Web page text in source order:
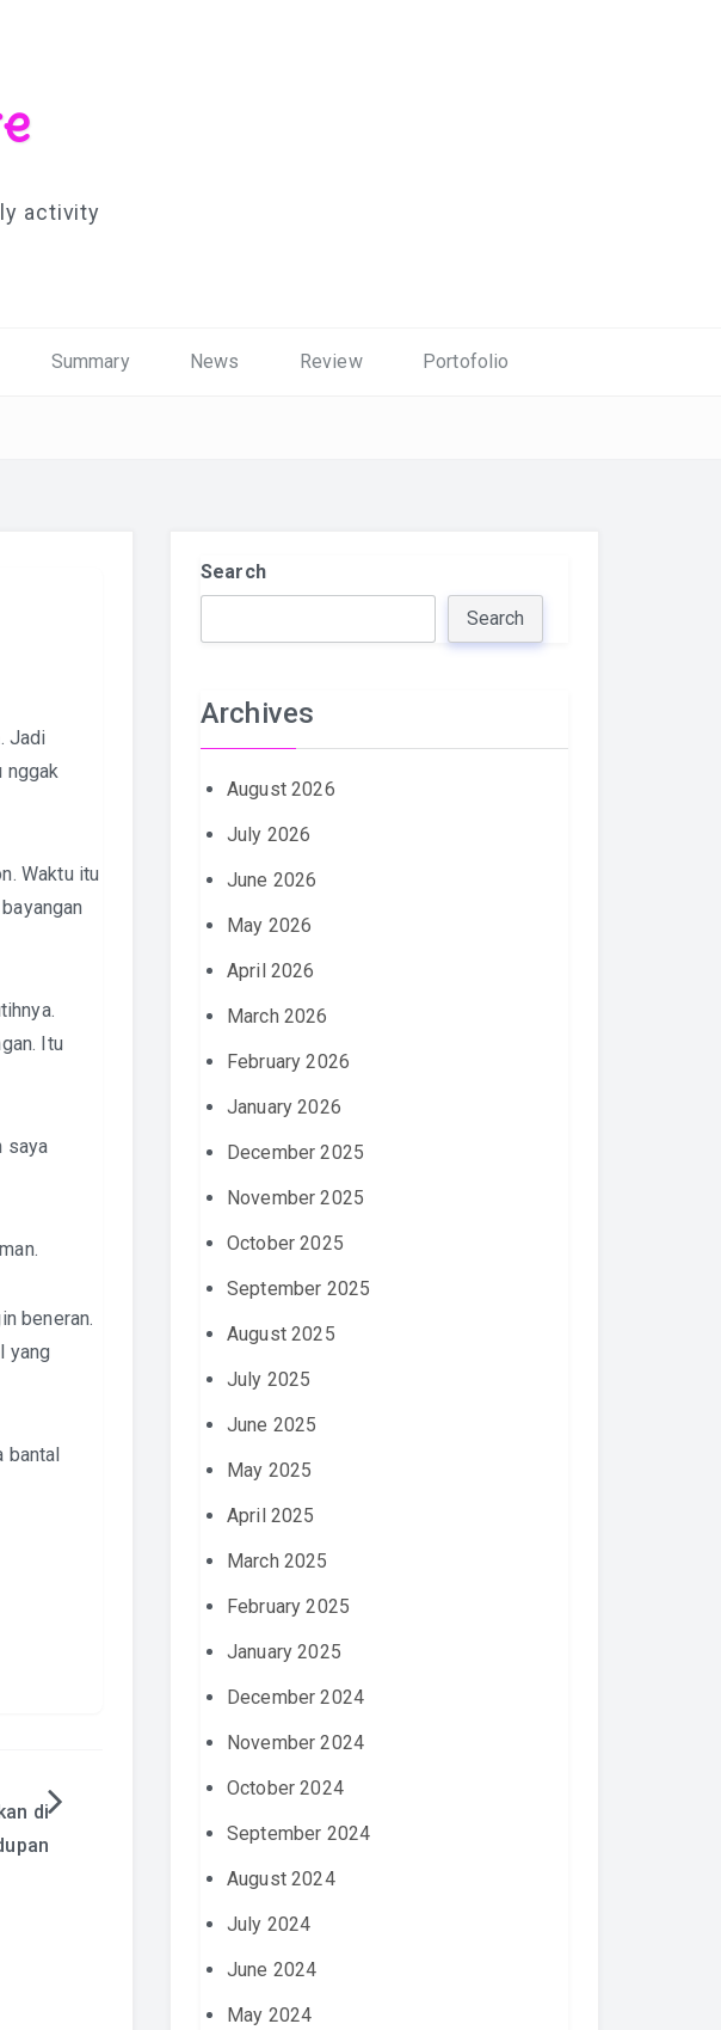
activity
Summary News Review Portofolio
Jadi
nggak
Waktu itu
Itu
saya
beneran.
yang
bantal
di
Search
Search
Archives
August 2026
July 2026
June 2026
May 2026
April 2026
March 2026
February 2026
January 2026
December 2025
November 2025
October 2025
September 2025
August 2025
July 2025
June 2025
May 2025
April 2025
March 2025
February 2025
January 2025
December 2024
November 2024
October 2024
September 2024
August 2024
July 2024
June 2024
May 2024